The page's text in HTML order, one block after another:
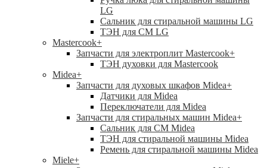
LG
Сальник для стиральной машины LG
ТЭН для СМ LG
Mastercook+
Запчасти для электроплит Mastercook+
ТЭН духовки для Mastercook
Midea+
Запчасти для духовых шкафов Midea+
Датчики для Midea
Переключатели для Midea
Запчасти для стиральных машин Midea+
Сальник для СМ Midea
ТЭН для стиральной машины Midea
Ремень для стиральной машины Midea
Miele+